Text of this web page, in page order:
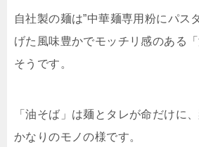
自社製の麺は”中華麺専用粉にパス
げた風味豊かでモッチリ感のある
そうです。
「油そば」は麺とタレが命だけに
かなりのモノの様です。